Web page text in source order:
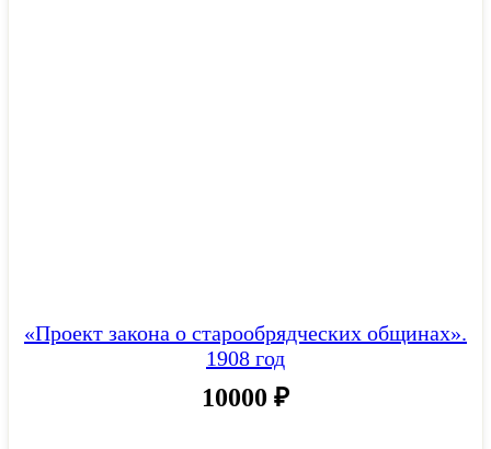
«Проект закона о старообрядческих общинах».
1908 год
10000 ₽